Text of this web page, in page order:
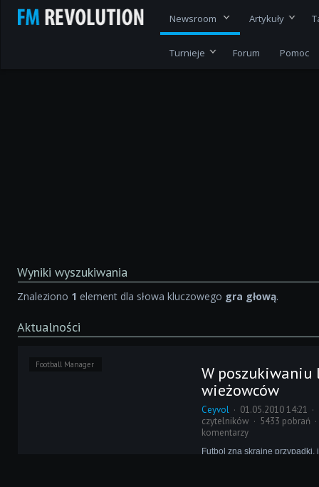
Newsroom Artykuły
Turnieje Forum Pomoc
Wyniki wyszukiwania
Znaleziono 1 element dla słowa kluczowego gra głową.
Aktualności
Football Manager
W poszukiwaniu
wieżowców
Ceyvol 01.05.2010 14:21
czytelników
5433 pobrań
komentarzy
Futbol zna skrajne przypadki,